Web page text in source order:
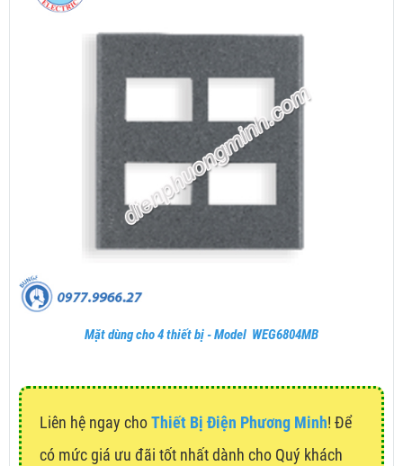
Mặt dùng cho 4 thiết bị - Model WEG6804MB
Liên hệ ngay choThiết Bị Điện Phương Minh! Để
có mức giá ưu đãi tốt nhất dành cho Quý khách